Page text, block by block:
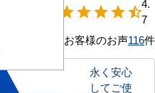
starstarstarstarstar_half7
お客様のお声116件
永く安心
してご使